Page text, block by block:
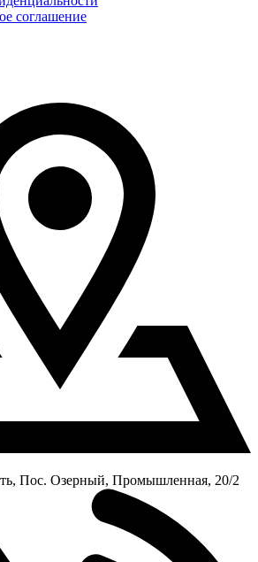
соглашение
Пос. Озерный, Промышленная, 20/2